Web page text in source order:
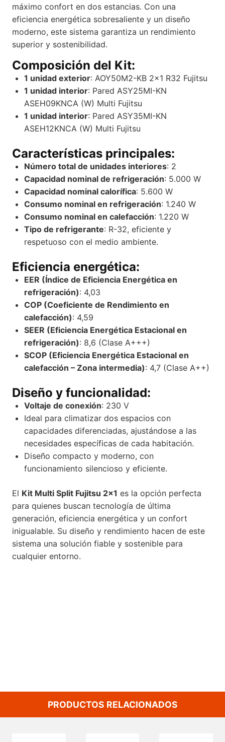
máximo confort en dos estancias. Con una
eficiencia energética sobresaliente y un diseño
moderno, este sistema garantiza un rendimiento
superior y sostenibilidad.
Composición del Kit:
1 unidad exterior: AOY50M2-KB 2×1 R32 Fujitsu
1 unidad interior: Pared ASY25MI-KN
ASEH09KNCA (W) Multi Fujitsu
1 unidad interior: Pared ASY35MI-KN
ASEH12KNCA (W) Multi Fujitsu
Características principales:
Número total de unidades interiores: 2
Capacidad nominal de refrigeración: 5.000 W
Capacidad nominal calorífica: 5.600 W
Consumo nominal en refrigeración: 1.240 W
Consumo nominal en calefacción: 1.220 W
Tipo de refrigerante: R-32, eficiente y
respetuoso con el medio ambiente.
Eficiencia energética:
EER (Índice de Eficiencia Energética en
refrigeración): 4,03
COP (Coeficiente de Rendimiento en
calefacción): 4,59
SEER (Eficiencia Energética Estacional en
refrigeración): 8,6 (Clase A+++)
SCOP (Eficiencia Energética Estacional en
calefacción – Zona intermedia): 4,7 (Clase A++)
Diseño y funcionalidad:
Voltaje de conexión: 230 V
Ideal para climatizar dos espacios con
capacidades diferenciadas, ajustándose a las
necesidades específicas de cada habitación.
Diseño compacto y moderno, con
funcionamiento silencioso y eficiente.
El Kit Multi Split Fujitsu 2×1 es la opción perfecta
para quienes buscan tecnología de última
generación, eficiencia energética y un confort
inigualable. Su diseño y rendimiento hacen de este
sistema una solución fiable y sostenible para
cualquier entorno.
PRODUCTOS RELACIONADOS